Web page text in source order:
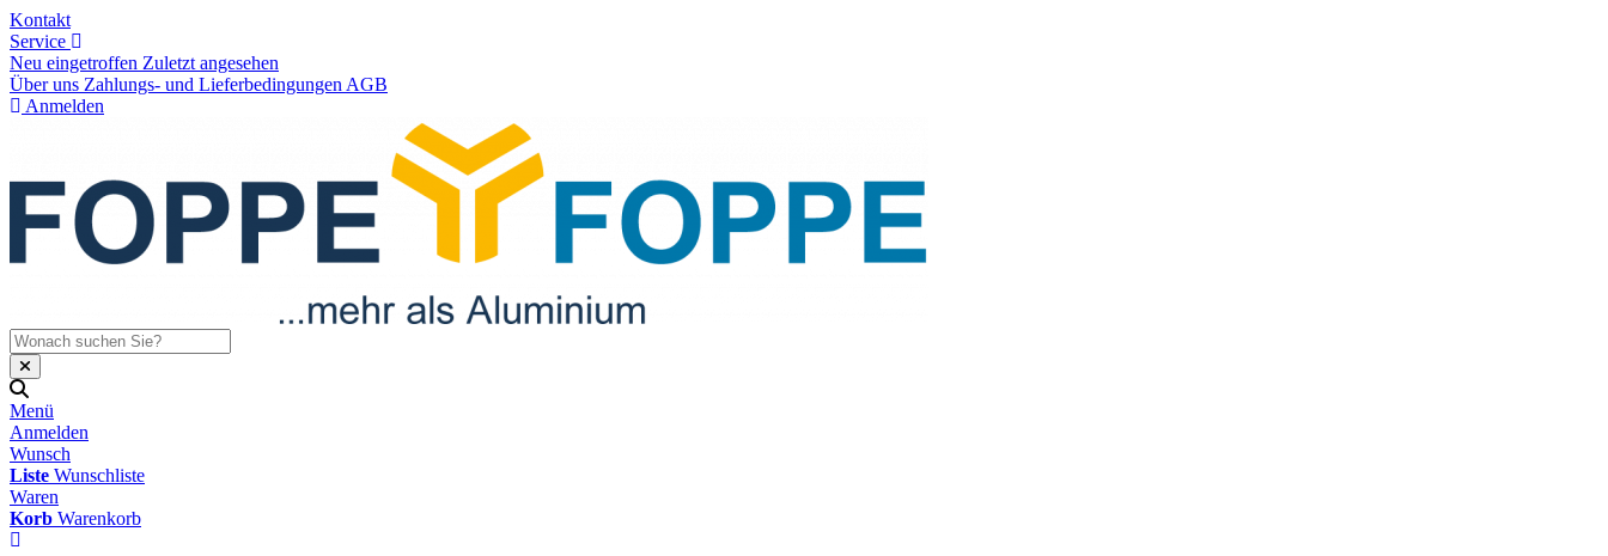
Kontakt
Service
Neu eingetroffen Zuletzt angesehen
Über uns Zahlungs- und Lieferbedingungen AGB
Anmelden
Menü
Anmelden
Wunsch
Liste Wunschliste
Waren
Korb Warenkorb